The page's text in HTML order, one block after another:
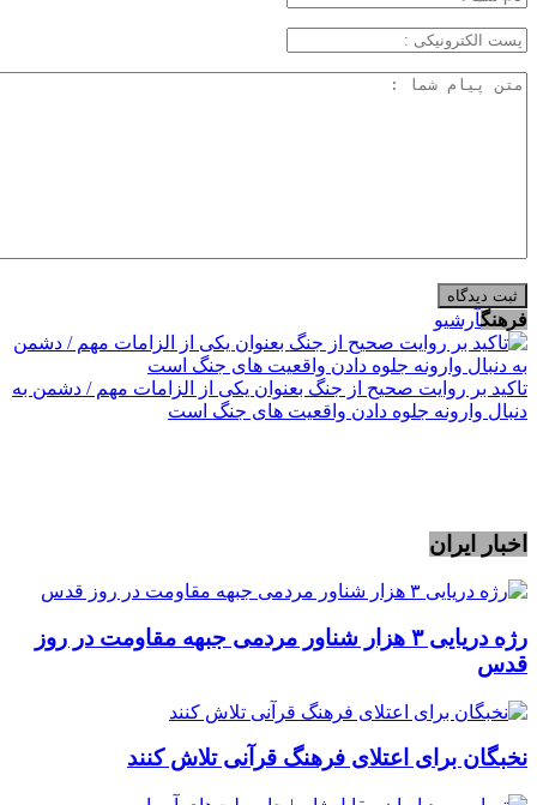
فرهنگآرشیو
تاکید بر روایت صحیح از جنگ بعنوان یکی از الزامات مهم / دشمن به
دنبال وارونه جلوه دادن واقعیت های جنگ است
اخبار ایران
رژه دریایی ۳ هزار شناور مردمی جبهه مقاومت در روز
قدس
نخبگان برای اعتلای فرهنگ قرآنی تلاش کنند